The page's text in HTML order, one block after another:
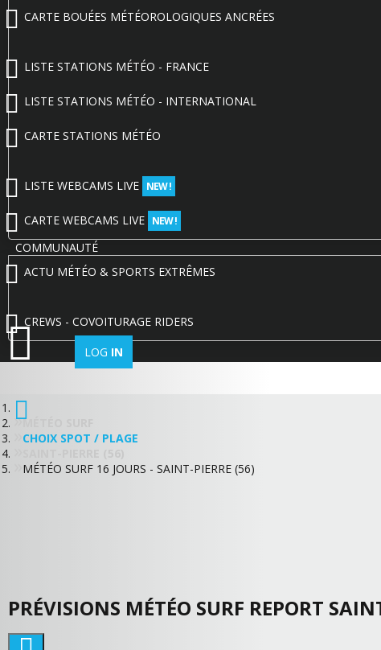
CARTE BOUÉES MÉTÉOROLOGIQUES ANCRÉES
LISTE STATIONS MÉTÉO - FRANCE
LISTE STATIONS MÉTÉO - INTERNATIONAL
CARTE STATIONS MÉTÉO
LISTE WEBCAMS LIVE NEW !
CARTE WEBCAMS LIVE NEW !
COMMUNAUTÉ
ACTU MÉTÉO & SPORTS EXTRÊMES
CREWS - COVOITURAGE RIDERS
LOG IN
MÉTÉO SURF
CHOIX SPOT / PLAGE
MÉTÉO SURF 16 JOURS - SAINT-PIERRE (56)
PRÉVISIONS MÉTÉO SURF REPORT